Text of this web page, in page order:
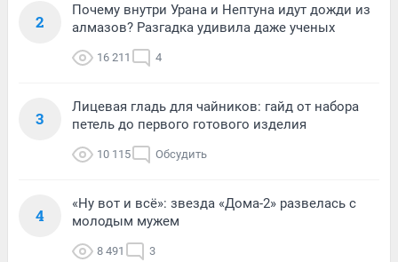
2
Почему внутри Урана и Нептуна идут дожди из
алмазов? Разгадка удивила даже ученых
16 211 4
3
Лицевая гладь для чайников: гайд от набора
петель до первого готового изделия
10 115 Обсудить
4
«Ну вот и всё»: звезда «Дома-2» развелась с
молодым мужем
8 491 3